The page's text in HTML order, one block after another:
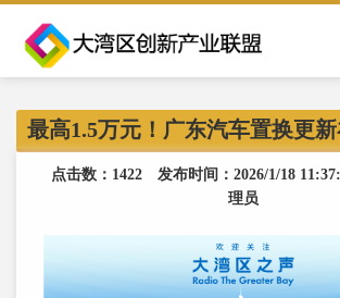
最高1.5万元！广东汽车置换更
点击数：1422 发布时间：2026/1/18
理员